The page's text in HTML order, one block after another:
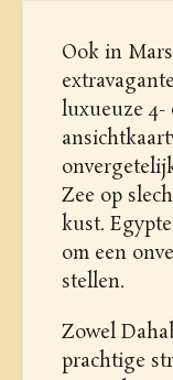
Ook in
luxueuze 4-
Zee op
kust.
om een
stellen.
Zowel
prachtige